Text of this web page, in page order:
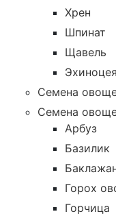
Хрен
Шпинат
Щавель
Семена
Семена
Арбуз
Базилик
Горох
Горчица